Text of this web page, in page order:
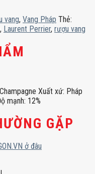
vang, Vang Pháp Thẻ:
, Laurent Perrier, rượu vang
Xuất xứ: Pháp
mạnh: 12%
GẶP
ở đâu